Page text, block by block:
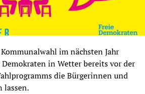
im nächsten Jahr
in Wetter bereits vor der
die Bürgerinnen und
lassen.